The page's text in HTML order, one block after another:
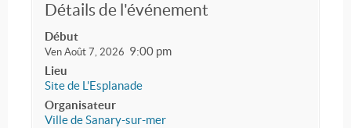
Détails de l'événement
Début
Ven Août 7, 2026 9:00 pm
Lieu
Site de L'Esplanade
Organisateur
Ville de Sanary-sur-mer